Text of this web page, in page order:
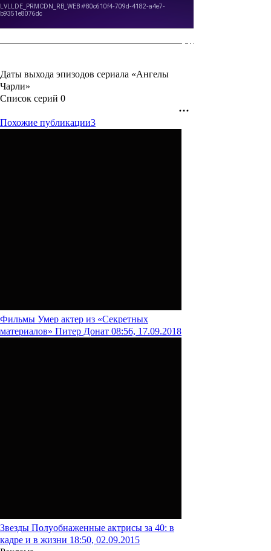
Даты выхода эпизодов сериала «Ангелы
Чарли»
Список серий 0
Похожие публикации3
Фильмы Умер актер из «Секретных
материалов» Питер Донат 08:56, 17.09.2018
Звезды Полуобнаженные актрисы за 40: в
кадре и в жизни 18:50, 02.09.2015